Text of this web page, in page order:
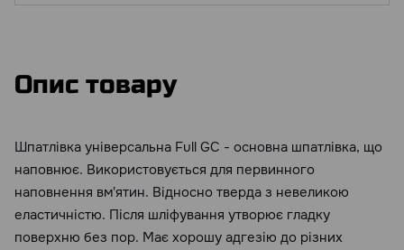
Опис товару
Шпатлівка універсальна Full GC - основна шпатлівка, що
наповнює. Використовується для первинного
наповнення вм'ятин. Відносно тверда з невеликою
еластичністю. Після шліфування утворює гладку
поверхню без пор. Має хорошу адгезію до різних